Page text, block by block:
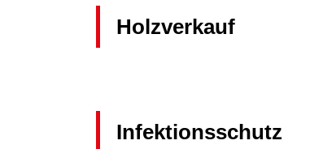
Holzverkauf
Infektionsschutz